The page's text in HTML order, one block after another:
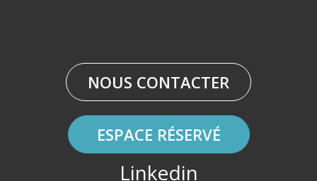
NOUS CONTACTER
ESPACE RÉSERVÉ
Linkedin